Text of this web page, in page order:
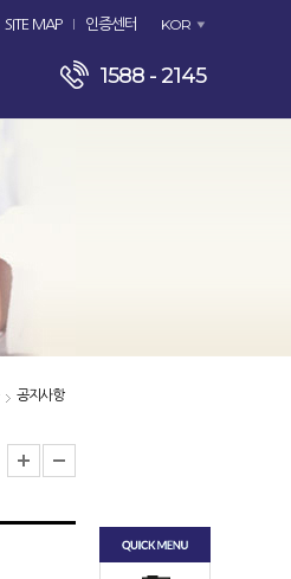
SITE MAP 인증센터 KOR
1588 - 2145
공지사항